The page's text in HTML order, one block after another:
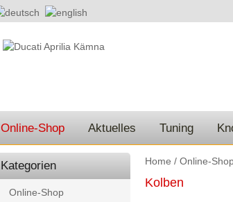
Online-Shop Aktuelles Tuning
Home / Online-
Kolben
Kategorien
Online-Shop